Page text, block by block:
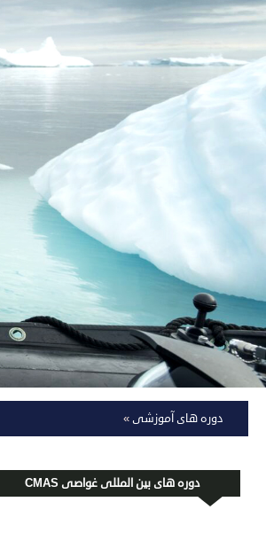
دوره های آموزشی»
دوره های بین المللی غواصی CMAS